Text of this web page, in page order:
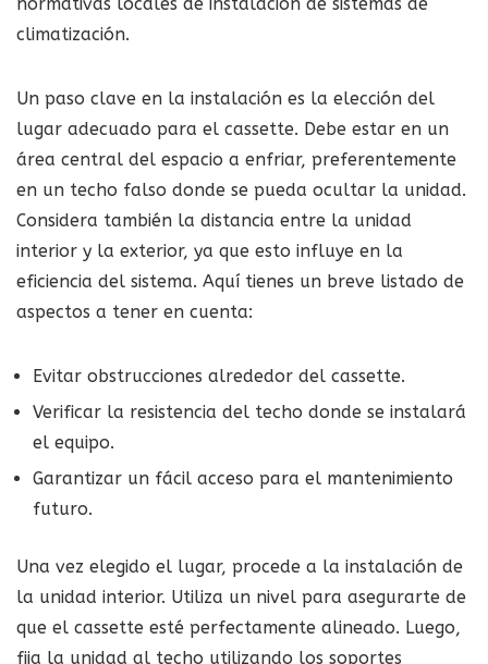
climatización.
Un paso clave en la instalación es la elección del
lugar adecuado para el cassette. Debe estar en un
área central del espacio a enfriar, preferentemente
en un techo falso donde se pueda ocultar la unidad.
Considera también la distancia entre la unidad
interior y la exterior, ya que esto influye en la
eficiencia del sistema. Aquí tienes un breve listado de
aspectos a tener en cuenta:
Evitar obstrucciones alrededor del cassette.
Verificar la resistencia del techo donde se instalará
el equipo.
Garantizar un fácil acceso para el mantenimiento
futuro.
Una vez elegido el lugar, procede a la instalación de
la unidad interior. Utiliza un nivel para asegurarte de
que el cassette esté perfectamente alineado. Luego,
fija la unidad al techo utilizando los soportes